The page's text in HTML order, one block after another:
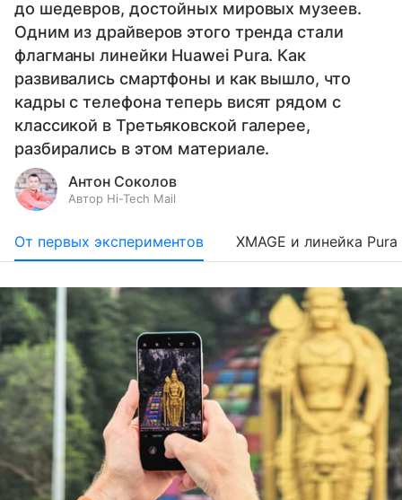
до шедевров, достойных мировых музеев.
Одним из драйверов этого тренда стали
флагманы линейки Huawei Pura. Как
развивались смартфоны и как вышло, что
кадры с телефона теперь висят рядом с
классикой в Третьяковской галерее,
разбирались в этом материале.
Антон Соколов
Автор Hi-Tech Mail
От первых экспериментов XMAGE и линейка Pura